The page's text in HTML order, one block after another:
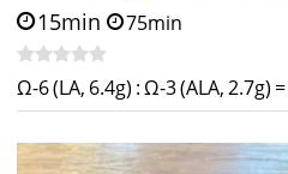
15min 75min
Ω-6 (LA, 6.4g) :Ω-3 (ALA, 2.7g) =